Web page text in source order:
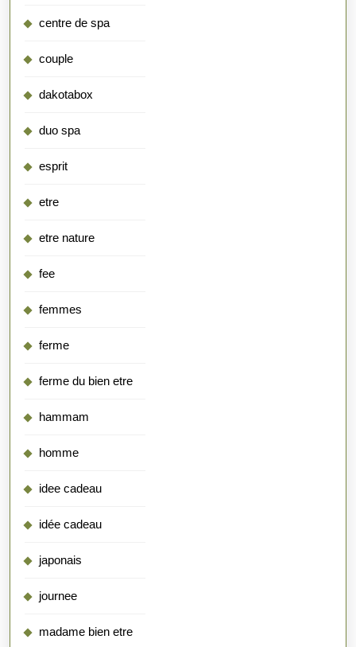
centre de spa
couple
dakotabox
duo spa
esprit
etre
etre nature
fee
femmes
ferme
ferme du bien etre
hammam
homme
idee cadeau
idée cadeau
japonais
journee
madame bien etre